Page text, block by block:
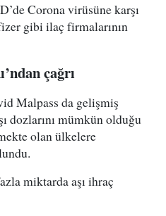
Corona virüsüne karşı
gibi ilaç firmalarının
çağrı
Malpass da gelişmiş
dozlarını mümkün olduğu
olan ülkelere
miktarda aşı ihraç